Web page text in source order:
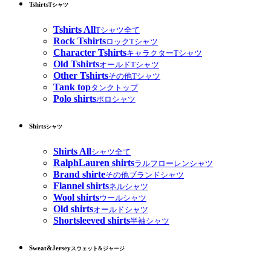
TshirtsTシャツ
Tshirts AllTシャツ全て
Rock TshirtsロックTシャツ
Character TshirtsキャラクターTシャツ
Old TshirtsオールドTシャツ
Other Tshirtsその他Tシャツ
Tank topタンクトップ
Polo shirtsポロシャツ
Shirtsシャツ
Shirts Allシャツ全て
RalphLauren shirtsラルフローレンシャツ
Brand shirteその他ブランドシャツ
Flannel shirtsネルシャツ
Wool shirtsウールシャツ
Old shirtsオールドシャツ
Shortsleeved shirts半袖シャツ
Sweat&Jerseyスウェット&ジャージ